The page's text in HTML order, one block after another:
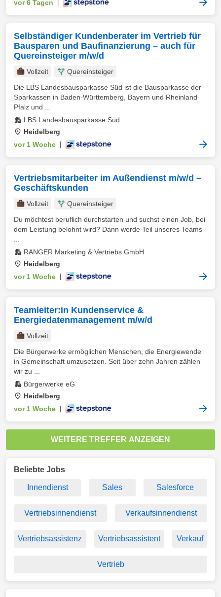
vor 6 Tagen
Selbständiger Kundenberater im Vertrieb für
Bausparen und Baufinanzierung – auch für
Quereinsteiger m/w/d
Vollzeit
Quereinsteiger
Die LBS Landesbausparkasse Süd ist die Bausparkasse der
Sparkassen in Baden-Württemberg, Bayern und Rheinland-
Pfalz und ...
LBS Landesbausparkasse Süd
Heidelberg
vor 1 Woche
Vertriebsmitarbeiter im Außendienst m/w/d –
Geschäftskunden
Vollzeit
Quereinsteiger
Du möchtest beruflich durchstarten und suchst einen Job, bei
dem Leistung belohnt wird? Dann werde Teil unseres Teams
RANGER Marketing & Vertriebs GmbH
Heidelberg
vor 1 Woche
Teamleiter:in Kundenservice &
Energiedatenmanagement m/w/d
Vollzeit
Die Bürgerwerke ermöglichen Menschen, die Energiewende
in Gemeinschaft umzusetzen. Seit über zehn Jahren zählen
wir zu ...
Bürgerwerke eG
Heidelberg
vor 1 Woche
WEITERE TREFFER ANZEIGEN
Beliebte Jobs
Innendienst Sales Salesforce
Vertriebsinnendienst Verkaufsinnendienst
Vertriebsassistenz Vertriebsassistent Verkauf
Vertrieb